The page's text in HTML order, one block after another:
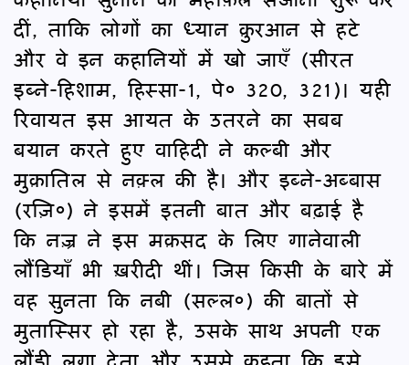
दीं, ताकि लोगों का ध्यान क़ुरआन से हटे
और वे इन कहानियों में खो जाएँ (सीरत
इब्ने-हिशाम, हिस्सा-1, पे० 320, 321)। यही
रिवायत इस आयत के उतरने का सबब
बयान करते हुए वाहिदी ने कल्बी और
मुक़ातिल से नक़्ल की है। और इब्ने-अब्बास
(रज़ि०) ने इसमें इतनी बात और बढ़ाई है
कि नज़्र ने इस मक़सद के लिए गानेवाली
लौंडियाँ भी ख़रीदी थीं। जिस किसी के बारे में
वह सुनता कि नबी (सल्ल०) की बातों से
मुतास्सिर हो रहा है, उसके साथ अपनी एक